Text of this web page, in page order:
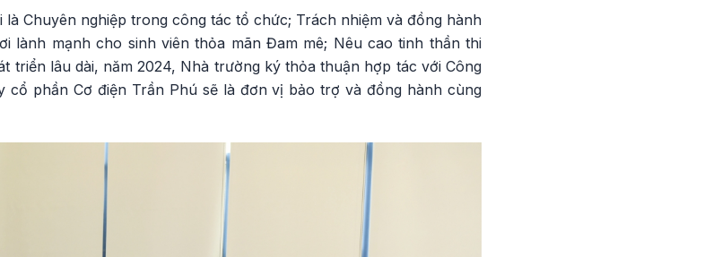
Chuyên nghiệp trong công tác tổ chức; Trách nhiệm và đồng hành
lành mạnh cho sinh viên thỏa mãn Đam mê; Nêu cao tinh thần thi
triển lâu dài, năm 2024, Nhà trường ký thỏa thuận hợp tác với Công
cổ phần Cơ điện Trần Phú sẽ là đơn vị bảo trợ và đồng hành cùng